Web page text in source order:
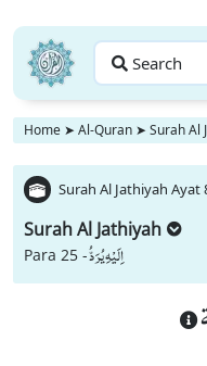
Search
Home ➤ Al-Quran ➤ Surah Al
Surah Al Jathiyah
Surah Al Jathiyah
Para 25 -اِلَیْهِ یُرَدُّ